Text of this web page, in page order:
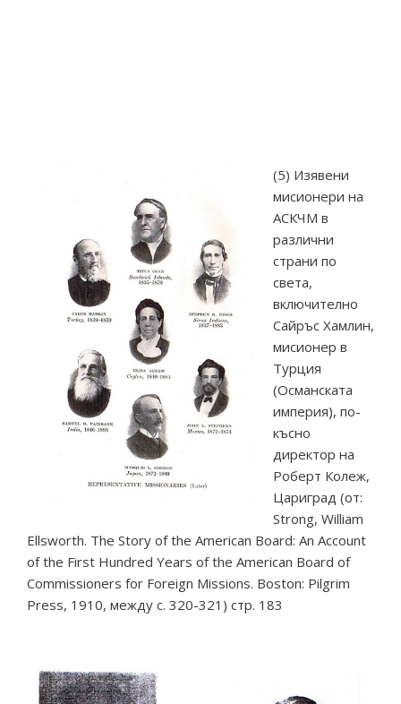
(5) Изявени
мисионери на
АСКЧМ в
различни
страни по
света,
включително
Сайръс Хамлин,
мисионер в
Турция
(Османската
империя), по-
късно
директор на
Роберт Колеж,
Цариград (от:
Strong, William
Ellsworth. The Story of the American Board: An Account
of the First Hundred Years of the American Board of
Commissioners for Foreign Missions. Boston: Pilgrim
Press, 1910, между с. 320-321) стр. 183